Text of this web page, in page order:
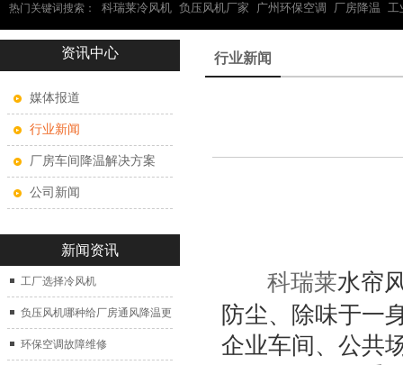
热门关键词搜索： 科瑞莱冷风机 负压风机厂家 广州环保空调 厂房降温 工
瑞莱环保空调资讯中心
媒体报道
行业新闻
厂房车间降温解决方案
公司新闻
新闻资讯
工厂选择冷风机
负压风机哪种给厂房通风降温更
好？
环保空调故障维修
行业新闻
科瑞莱水帘
防尘、除味于一
企业车间、公共